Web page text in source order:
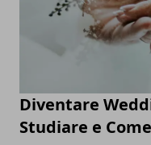
Diventare
Studiare e